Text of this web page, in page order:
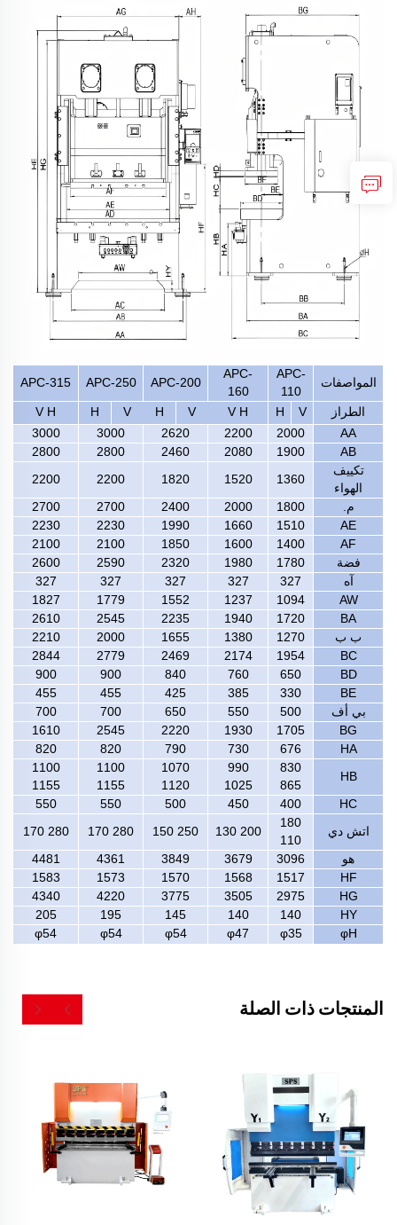
المواصفات
APC-
110
APC-
160
APC-200
APC-250
APC-315
الطراز V
H
V H
V
H
V
H
V H
AA
2000
2200
2620
3000
3000
AB
1900
2080
2460
2800
2800
تكييف
الهواء
1360
1520
1820
2200
2200
م.
1800
2000
2400
2700
2700
AE
1510
1660
1990
2230
2230
AF
1400
1600
1850
2100
2100
فضة
1780
1980
2320
2590
2600
آه
327
327
327
327
327
AW
1094
1237
1552
1779
1827
BA
1720
1940
2235
2545
2610
ب ب
1270
1380
1655
2000
2210
BC
1954
2174
2469
2779
2844
BD
650
760
840
900
900
BE
330
385
425
455
455
بي أف
500
550
650
700
700
BG
1705
1930
2220
2545
1610
HA
676
730
790
820
820
HB
830
865
990
1025
1070
1120
1100
1155
1100
1155
HC
400
450
500
550
550
اتش دي
180
110
200 130
250 150
280 170
280 170
هو
3096
3679
3849
4361
4481
HF
1517
1568
1570
1573
1583
HG
2975
3505
3775
4220
4340
HY
140
140
145
195
205
φH
φ35
φ47
φ54
φ54
φ54
المنتجات ذات الصلة